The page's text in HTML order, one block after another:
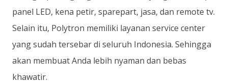
panel LED, kena petir, sparepart, jasa, dan remote tv.
Selain itu, Polytron memiliki layanan service center
yang sudah tersebar di seluruh Indonesia. Sehingga
akan membuat Anda lebih nyaman dan bebas
khawatir.